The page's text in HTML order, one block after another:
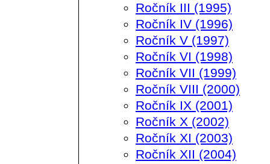
Ročník III (1995)
Ročník IV (1996)
Ročník V (1997)
Ročník VI (1998)
Ročník VII (1999)
Ročník VIII (2000)
Ročník IX (2001)
Ročník X (2002)
Ročník XI (2003)
Ročník XII (2004)